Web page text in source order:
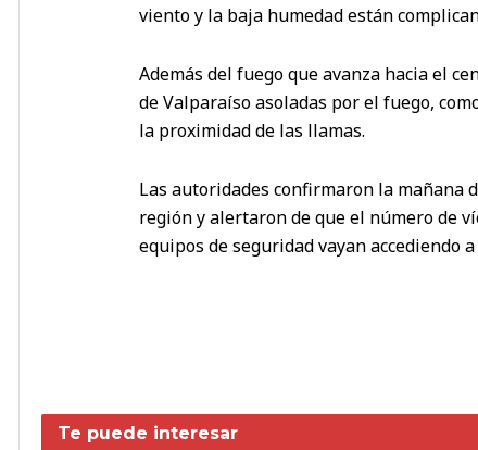
viento y la baja humedad están
Además del fuego que avanza hacia el
de Valparaíso asoladas por el fuego,
la proximidad de las llamas.
Las autoridades confirmaron la mañana
región y alertaron de que el número de
equipos de seguridad vayan accediendo a
Te puede interesar